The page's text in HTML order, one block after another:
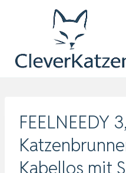
FEELNEEDY
Kabellos mit